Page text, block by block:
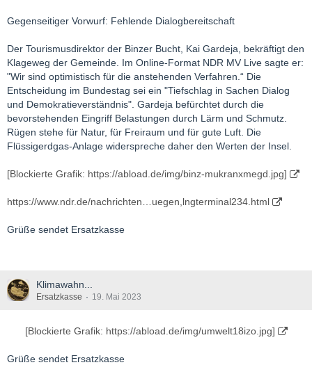
Gegenseitiger Vorwurf: Fehlende Dialogbereitschaft
Der Tourismusdirektor der Binzer Bucht, Kai Gardeja, bekräftigt den
Klageweg der Gemeinde. Im Online-Format NDR MV Live sagte er:
"Wir sind optimistisch für die anstehenden Verfahren.“ Die
Entscheidung im Bundestag sei ein "Tiefschlag in Sachen Dialog
und Demokratieverständnis". Gardeja befürchtet durch die
bevorstehenden Eingriff Belastungen durch Lärm und Schmutz.
Rügen stehe für Natur, für Freiraum und für gute Luft. Die
Flüssigerdgas-Anlage widerspreche daher den Werten der Insel.
[Blockierte Grafik: https://abload.de/img/binz-mukranxmegd.jpg]
https://www.ndr.de/nachrichten…uegen,lngterminal234.html
Grüße sendet Ersatzkasse
Klimawahn...
Ersatzkasse 19. Mai 2023
[Blockierte Grafik: https://abload.de/img/umwelt18izo.jpg]
Grüße sendet Ersatzkasse